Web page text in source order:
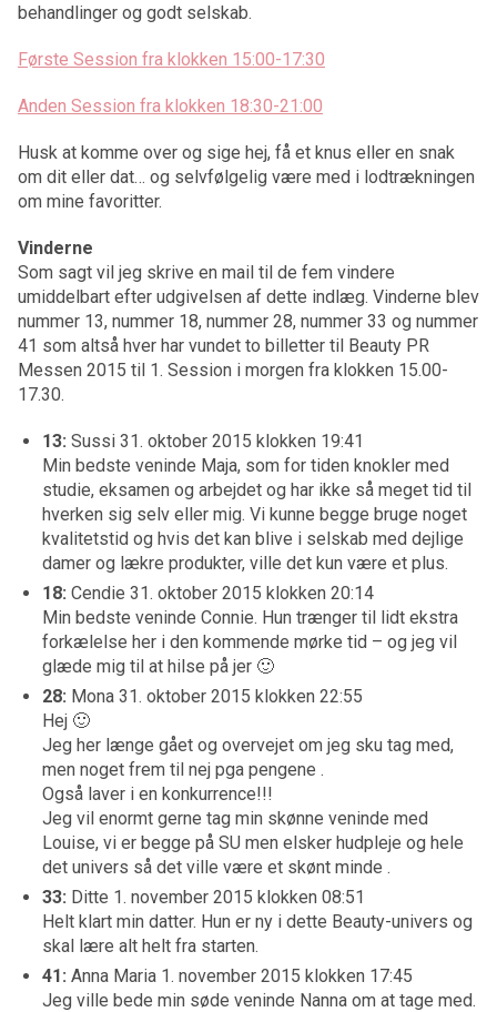
behandlinger og godt selskab.
Første Session fra klokken 15:00-17:30
Anden Session fra klokken 18:30-21:00
Husk at komme over og sige hej, få et knus eller en snak
om dit eller dat… og selvfølgelig være med i lodtrækningen
om mine favoritter.
Vinderne
Som sagt vil jeg skrive en mail til de fem vindere
umiddelbart efter udgivelsen af dette indlæg. Vinderne blev
nummer 13, nummer 18, nummer 28, nummer 33 og nummer
41 som altså hver har vundet to billetter til Beauty PR
Messen 2015 til 1. Session i morgen fra klokken 15.00-
17.30.
13: Sussi 31. oktober 2015 klokken 19:41
Min bedste veninde Maja, som for tiden knokler med
studie, eksamen og arbejdet og har ikke så meget tid til
hverken sig selv eller mig. Vi kunne begge bruge noget
kvalitetstid og hvis det kan blive i selskab med dejlige
damer og lækre produkter, ville det kun være et plus.
18: Cendie 31. oktober 2015 klokken 20:14
Min bedste veninde Connie. Hun trænger til lidt ekstra
forkælelse her i den kommende mørke tid – og jeg vil
glæde mig til at hilse på jer 🙂
28: Mona 31. oktober 2015 klokken 22:55
Hej 🙂
Jeg her længe gået og overvejet om jeg sku tag med,
men noget frem til nej pga pengene .
Også laver i en konkurrence!!!
Jeg vil enormt gerne tag min skønne veninde med
Louise, vi er begge på SU men elsker hudpleje og hele
det univers så det ville være et skønt minde .
33: Ditte 1. november 2015 klokken 08:51
Helt klart min datter. Hun er ny i dette Beauty-univers og
skal lære alt helt fra starten.
41: Anna Maria 1. november 2015 klokken 17:45
Jeg ville bede min søde veninde Nanna om at tage med.